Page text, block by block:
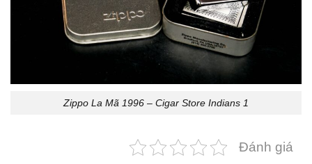
Zippo La Mã 1996 – Cigar Store Indians 1
Đánh giá